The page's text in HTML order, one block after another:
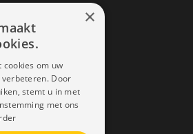
1750 Lennik
0497452898
info@dais.be
×
cookies om uw
Door
stemt u in met
met ons